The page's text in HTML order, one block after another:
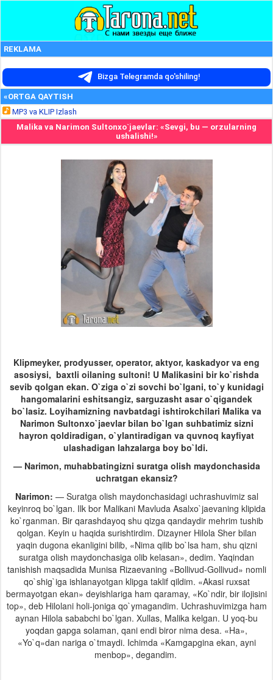
REKLAMA
Bizga Telegramda qo'shiling!
«ORTGA QAYTISH
MP3 va KLIP Izlash
Malika va Narimon Sultonxo`jaevlar: «Sevgi, bu — orzularning
ushalishi!»
Klipmeyker, prodyusser, operator, aktyor, kaskadyor va eng
asosiysi, baxtli oilaning sultoni! U Malikasini bir ko`rishda
sevib qolgan ekan. O`ziga o`zi sovchi bo`lgani, to`y kunidagi
hangomalarini eshitsangiz, sarguzasht asar o`qigandek
bo`lasiz. Loyihamizning navbatdagi ishtirokchilari Malika va
Narimon Sultonxo`jaevlar bilan bo`lgan suhbatimiz sizni
hayron qoldiradigan, o`ylantiradigan va quvnoq kayfiyat
ulashadigan lahzalarga boy bo`ldi.
— Narimon, muhabbatingizni suratga olish maydonchasida
uchratgan ekansiz?
Narimon: — Suratga olish maydonchasidagi uchrashuvimiz sal
keyinroq bo`lgan. Ilk bor Malikani Mavluda Asalxo`jaevaning klipida
ko`rganman. Bir qarashdayoq shu qizga qandaydir mehrim tushib
qolgan. Keyin u haqida surishtirdim. Dizayner Hilola Sher bilan
yaqin dugona ekanligini bilib, «Nima qilib bo`lsa ham, shu qizni
suratga olish maydonchasiga olib kelasan», dedim. Yaqindan
tanishish maqsadida Munisa Rizaevaning «Bollivud-Gollivud» nomli
qo`shig`iga ishlanayotgan klipga taklif qildim. «Akasi ruxsat
bermayotgan ekan» deyishlariga ham qaramay, «Ko`ndir, bir ilojisini
top», deb Hilolani holi-joniga qo`ymagandim. Uchrashuvimizga ham
aynan Hilola sababchi bo`lgan. Xullas, Malika kelgan. U yoq-bu
yoqdan gapga solaman, qani endi biror nima desa. «Ha»,
«Yo`q»dan nariga o`tmaydi. Ichimda «Kamgapgina ekan, ayni
menbop», degandim.